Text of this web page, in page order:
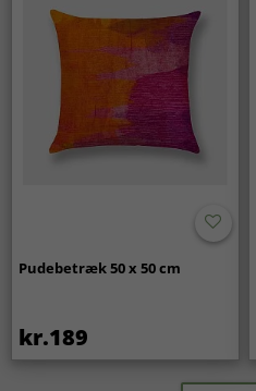
Pudebetræk 50 x 50 cm
kr.189